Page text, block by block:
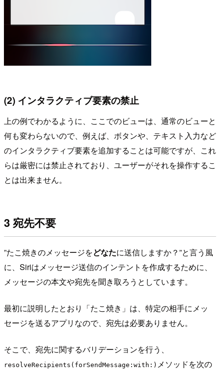
(2) インタラクティブ要素の禁止
上の例でわかるように、ここでのビューは、通常のビューと
何も変わらないので、例えば、ボタンや、テキスト入力など
のインタラクティブ要素を追加することは可能ですが、これ
らは厳密には禁止されており、ユーザーがそれを操作するこ
とは出来ません。
3 宛先不要
”たこ焼きのメッセージをどなたに送信しますか？”と言う風
に、Siriはメッセージ送信のインテントを作成するために、
メッセージの本文や宛先を聞き取ろうとしています。
最初に説明したとおり「たこ焼き」は、特定の相手にメッ
セージを送るアプリなので、宛先は必要ありません。
そこで、宛先に関するバリデーションを行う、
resolveRecipients(forSendMessage:with:) メソッドを次の